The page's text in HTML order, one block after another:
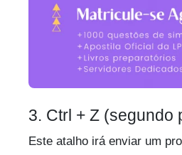
3. Ctrl + Z (segundo
Este atalho irá enviar um